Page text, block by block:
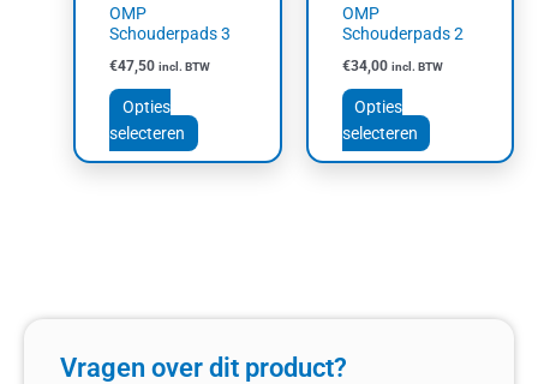
OMP
Schouderpads 3
€47,50 incl. BTW
Opties
selecteren
worden
de
OMP
Schouderpads 2
€34,00 incl. BTW
Opties
selecteren
worden
de
Vragen over dit product?